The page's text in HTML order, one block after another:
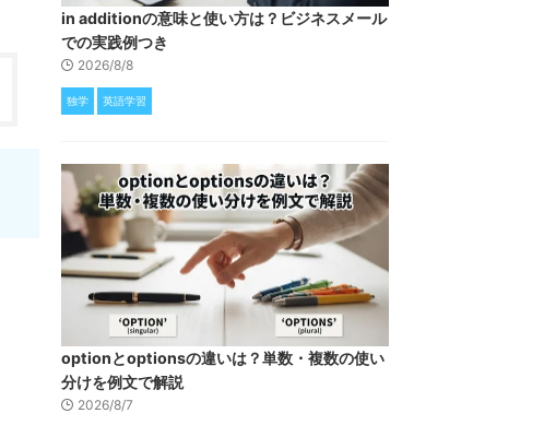
in additionの意味と使い方は？ビジネスメール
での実践例つき
2026/8/8
独学 英語学習
optionとoptionsの違いは？単数・複数の使い
分けを例文で解説
2026/8/7